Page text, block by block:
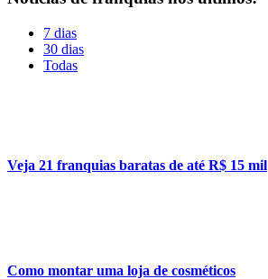
7 dias
30 dias
Todas
Veja 21 franquias baratas de até R$ 15 mil
Como montar uma loja de cosméticos